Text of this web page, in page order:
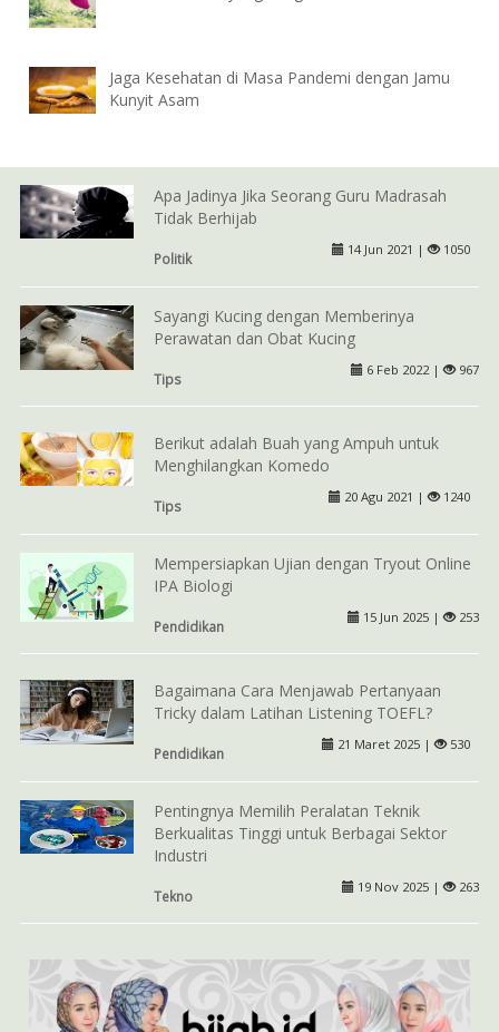
Jaga Kesehatan di Masa Pandemi dengan Jamu
Kunyit Asam
Apa Jadinya Jika Seorang Guru Madrasah
Tidak Berhijab
Politik
14 Jun 2021 | 1050
Sayangi Kucing dengan Memberinya
Perawatan dan Obat Kucing
Tips
6 Feb 2022 | 967
Berikut adalah Buah yang Ampuh untuk
Menghilangkan Komedo
Tips
20 Agu 2021 | 1240
Mempersiapkan Ujian dengan Tryout Online
IPA Biologi
Pendidikan
15 Jun 2025 | 253
Bagaimana Cara Menjawab Pertanyaan
Tricky dalam Latihan Listening TOEFL?
Pendidikan
21 Maret 2025 | 530
Pentingnya Memilih Peralatan Teknik
Berkualitas Tinggi untuk Berbagai Sektor
Industri
Tekno
19 Nov 2025 | 263